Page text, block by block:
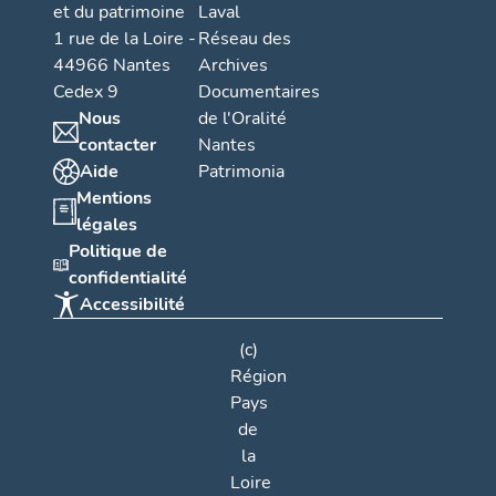
et du patrimoine
1 rue de la Loire -
44966 Nantes
Cedex 9
Nous
contacter
Aide
Mentions
légales
Politique de
confidentialité
Accessibilité
Laval
Réseau des
Archives
Documentaires
de l'Oralité
Nantes
Patrimonia
(c)
Région
Pays
de
la
Loire